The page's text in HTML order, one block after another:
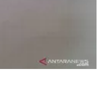
ribuan agen masa